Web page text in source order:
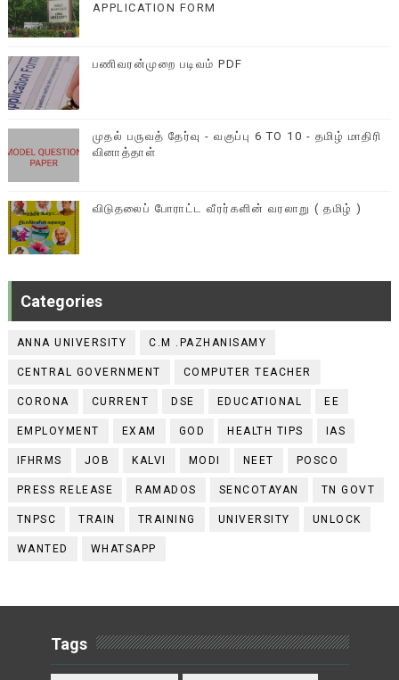
APPLICATION FORM
பணிவரன்முறை படிவம் PDF
முதல் பருவத் தேர்வு - வகுப்பு 6 TO 10 - தமிழ் மாதிரி
வினாத்தாள்
விடுதலைப் போராட்ட வீரர்களின் வரலாறு ( தமிழ் )
Categories
ANNA UNIVERSITY C.M .PAZHANISAMY
CENTRAL GOVERNMENT COMPUTER TEACHER
CORONA CURRENT DSE EDUCATIONAL EE
EMPLOYMENT EXAM GOD HEALTH TIPS IAS
IFHRMS JOB KALVI MODI NEET POSCO
PRESS RELEASE RAMADOS SENCOTAYAN TN GOVT
TNPSC TRAIN TRAINING UNIVERSITY UNLOCK
WANTED WHATSAPP
Tags